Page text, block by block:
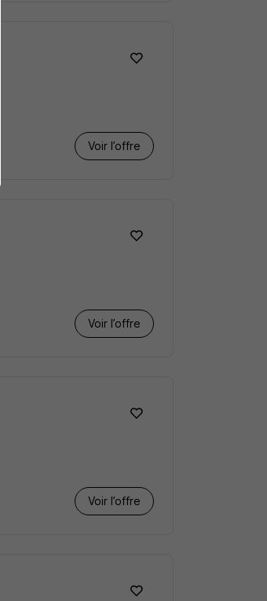
Voir l’offre
Voir l’offre
Voir l’offre